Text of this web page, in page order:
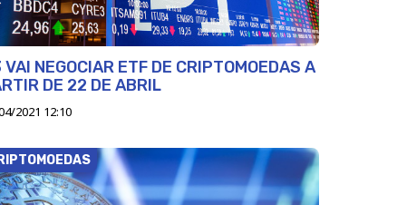
VAI NEGOCIAR ETF DE CRIPTOMOEDAS A
DE 22 DE ABRIL
2021 12:10